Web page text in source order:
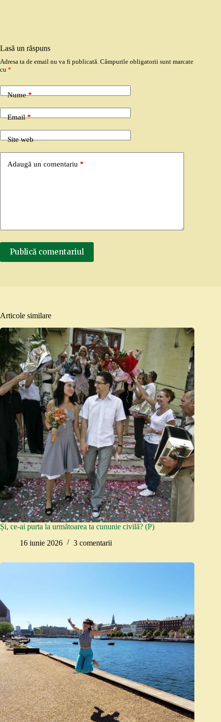
Lasă un răspuns
Adresa ta de email nu va fi publicată. Câmpurile obligatorii sunt marcate
cu *
Nume*
Email*
Site web
Adaugă un comentariu *
Publică comentariul
Articole similare
Și, ce-ai purta la următoarea ta cununie civilă? (P)
16 iunie 2026
3 comentarii